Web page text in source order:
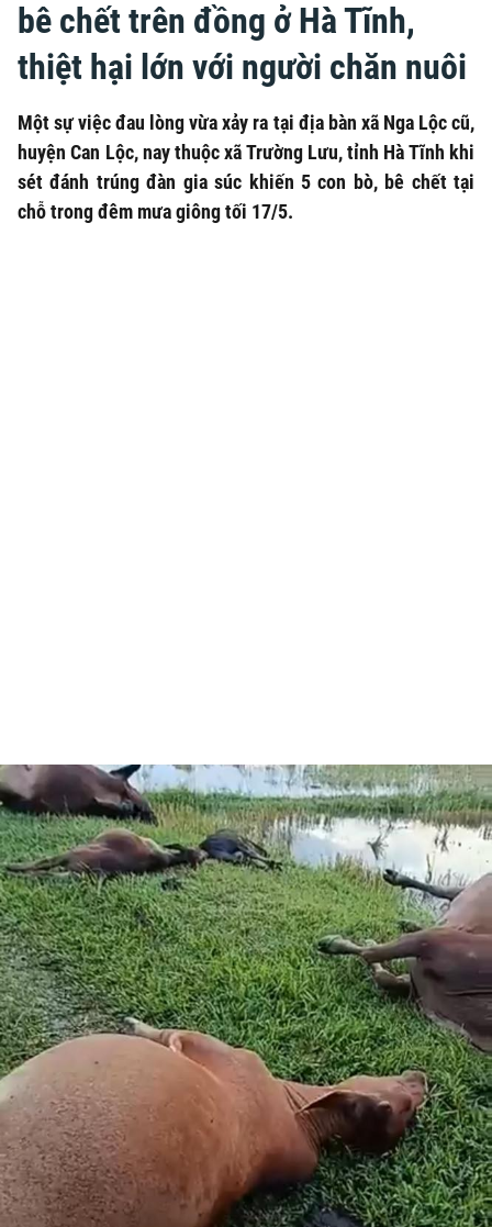
bê chết trên đồng ở Hà Tĩnh,
thiệt hại lớn với người chăn nuôi
Một sự việc đau lòng vừa xảy ra tại địa bàn xã Nga Lộc cũ,
huyện Can Lộc, nay thuộc xã Trường Lưu, tỉnh Hà Tĩnh khi
sét đánh trúng đàn gia súc khiến 5 con bò, bê chết tại
chỗ trong đêm mưa giông tối 17/5.